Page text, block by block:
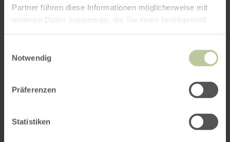
Partner führen diese Informationen möglicherweise mit
weiteren Daten zusammen, die Sie ihnen bereitgestellt
Notwendig
Präferenzen
Statistiken
Downloads
Öffnungszeiten
Merkmale / Besonderheiten